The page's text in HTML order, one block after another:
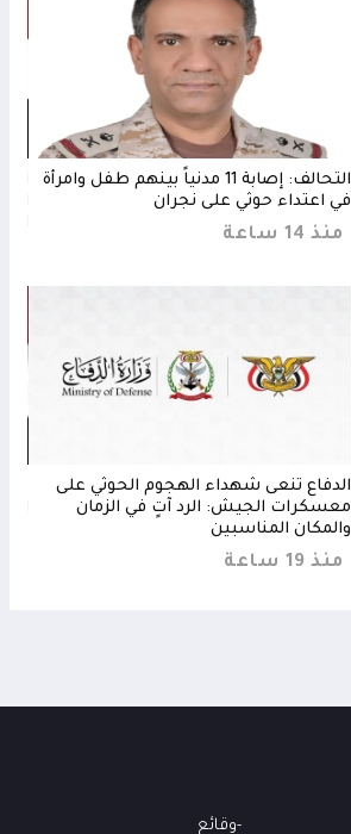
التحالف: إصابة 11 مدنياً بينهم طفل وامرأة
في اعتداء حوثي على نجران
منذ 14 ساعة
الدفاع تنعى شهداء الهجوم الحوثي على
معسكرات الجيش: الرد آتٍ في الزمان
والمكان المناسبين
منذ 19 ساعة
وقائع